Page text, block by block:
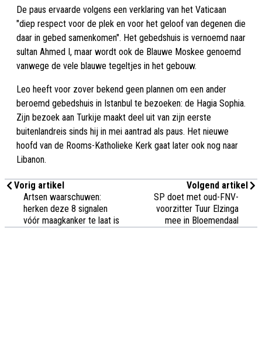
De paus ervaarde volgens een verklaring van het Vaticaan
"diep respect voor de plek en voor het geloof van degenen die
daar in gebed samenkomen". Het gebedshuis is vernoemd naar
sultan Ahmed I, maar wordt ook de Blauwe Moskee genoemd
vanwege de vele blauwe tegeltjes in het gebouw.
Leo heeft voor zover bekend geen plannen om een ander
beroemd gebedshuis in Istanbul te bezoeken: de Hagia Sophia.
Zijn bezoek aan Turkije maakt deel uit van zijn eerste
buitenlandreis sinds hij in mei aantrad als paus. Het nieuwe
hoofd van de Rooms-Katholieke Kerk gaat later ook nog naar
Libanon.
Vorig artikel
Artsen waarschuwen:
herken deze 8 signalen
vóór maagkanker te laat is
Volgend artikel
SP doet met oud-FNV-
voorzitter Tuur Elzinga
mee in Bloemendaal